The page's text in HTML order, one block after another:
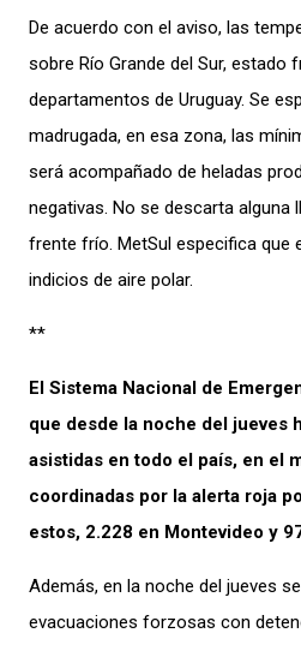
De acuerdo con el aviso, las
sobre Río Grande del Sur, estado
departamentos de Uruguay. Se
madrugada, en esa zona, las
será acompañado de heladas
negativas. No se descarta alguna
frente frío. MetSul especifica que
indicios de aire polar.
**
El Sistema Nacional de
que desde la noche del jueves
asistidas en todo el país, en el
coordinadas por la alerta roja
estos, 2.228 en Montevideo y
Además, en la noche del jueves
evacuaciones forzosas con